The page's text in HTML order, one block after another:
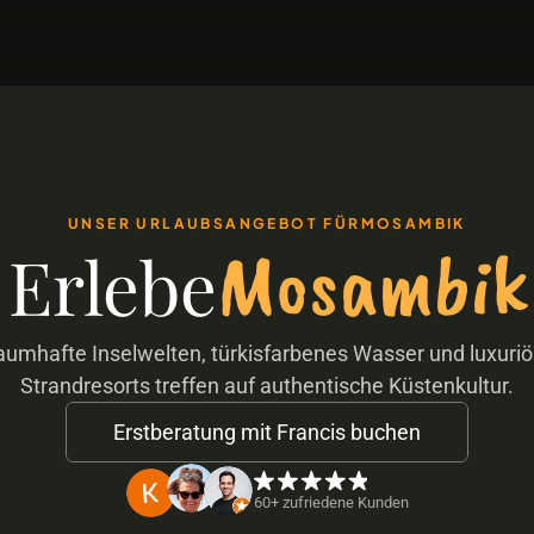
UNSER URLAUBSANGEBOT FÜR MOSAMBIK
ErlebeMosambik
Inselwelten, türkisfarbenes Wasser und
Strandresorts treffen auf authentische Küstenkultur.
Erstberatung mit Francis buchen
60+ zufriedene Kunden